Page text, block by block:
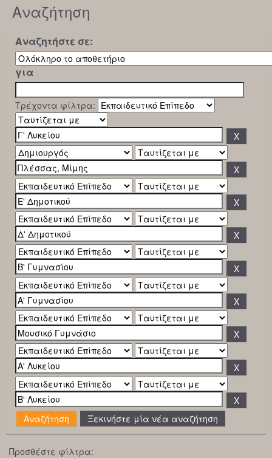
Αναζήτηση
Αναζητήστε σε:
για
Τρέχοντα φίλτρα:
Ξεκινήστε μία νέα αναζήτηση
Προσθέστε φίλτρα: